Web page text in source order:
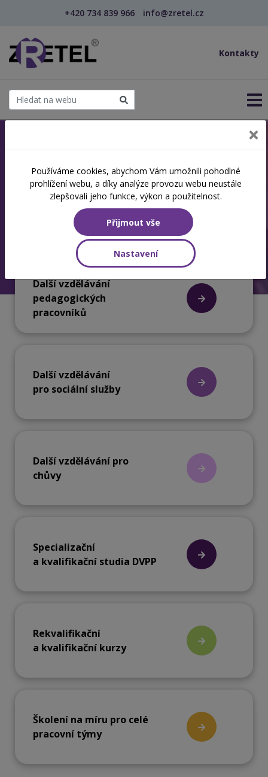
+420 734 839 966 info@zretel.cz
Kontakty
Jsme akreditovaná
vzdělávací instituce
Specializujeme se na další vzdělávání a
rekvalifikace
Další vzdělávání
pedagogických
pracovníků
Další vzdělávání
pro sociální služby
Další vzdělávání pro
chůvy
Specializační
a kvalifikační studia DVPP
Rekvalifikační
a kvalifikační kurzy
Školení na míru pro celé
pracovní týmy
Používáme cookies, abychom Vám umožnili pohodlné
prohlížení webu, a díky analýze provozu webu neustále
zlepšovali jeho funkce, výkon a použitelnost.
Přijmout vše
Nastavení